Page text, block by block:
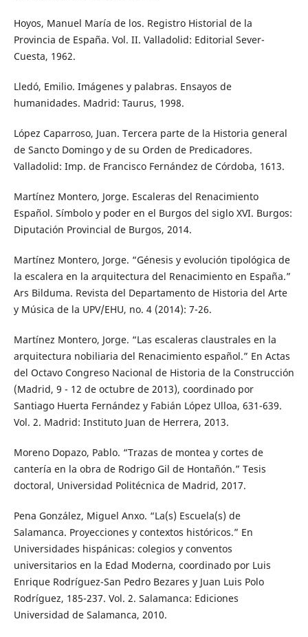
Hoyos, Manuel María de los. Registro Historial de la
Provincia de España. Vol. II. Valladolid: Editorial Sever-
Cuesta, 1962.
Lledó, Emilio. Imágenes y palabras. Ensayos de
humanidades. Madrid: Taurus, 1998.
López Caparroso, Juan. Tercera parte de la Historia general
de Sancto Domingo y de su Orden de Predicadores.
Valladolid: Imp. de Francisco Fernández de Córdoba, 1613.
Martínez Montero, Jorge. Escaleras del Renacimiento
Español. Símbolo y poder en el Burgos del siglo XVI. Burgos:
Diputación Provincial de Burgos, 2014.
Martínez Montero, Jorge. “Génesis y evolución tipológica de
la escalera en la arquitectura del Renacimiento en España.”
Ars Bilduma. Revista del Departamento de Historia del Arte
y Música de la UPV/EHU, no. 4 (2014): 7-26.
Martínez Montero, Jorge. “Las escaleras claustrales en la
arquitectura nobiliaria del Renacimiento español.” En Actas
del Octavo Congreso Nacional de Historia de la Construcción
(Madrid, 9 - 12 de octubre de 2013), coordinado por
Santiago Huerta Fernández y Fabián López Ulloa, 631-639.
Vol. 2. Madrid: Instituto Juan de Herrera, 2013.
Moreno Dopazo, Pablo. “Trazas de montea y cortes de
cantería en la obra de Rodrigo Gil de Hontañón.” Tesis
doctoral, Universidad Politécnica de Madrid, 2017.
Pena González, Miguel Anxo. “La(s) Escuela(s) de
Salamanca. Proyecciones y contextos históricos.” En
Universidades hispánicas: colegios y conventos
universitarios en la Edad Moderna, coordinado por Luis
Enrique Rodríguez-San Pedro Bezares y Juan Luis Polo
Rodríguez, 185-237. Vol. 2. Salamanca: Ediciones
Universidad de Salamanca, 2010.